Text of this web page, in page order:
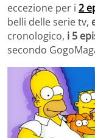
eccezione per i 2
belli delle serie tv,
cronologico, i 5
secondo